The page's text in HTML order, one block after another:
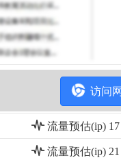
访问
流量预估(ip)
流量预估(ip)